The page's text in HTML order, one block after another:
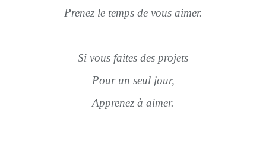
Prenez le temps de vous aimer.
Si vous faites des projets
Pour un seul jour,
Apprenez à aimer.